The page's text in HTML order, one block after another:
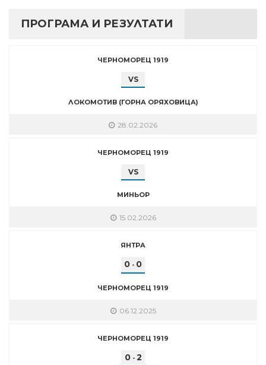
ПРОГРАМА И РЕЗУЛТАТИ
ЧЕРНОМОРЕЦ 1919
VS
ЛОКОМОТИВ (ГОРНА ОРЯХОВИЦА)
28.02.2026
ЧЕРНОМОРЕЦ 1919
VS
МИНЬОР
15.02.2026
ЯНТРА
0 - 0
ЧЕРНОМОРЕЦ 1919
06.12.2025
ЧЕРНОМОРЕЦ 1919
0- 2